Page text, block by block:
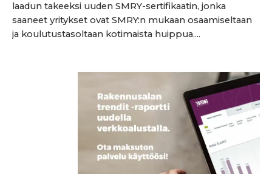
laadun takeeksi uuden SMRY-sertifikaatin, jonka
saaneet yritykset ovat SMRY:n mukaan osaamiseltaan
ja koulutustasoltaan kotimaista huippua....